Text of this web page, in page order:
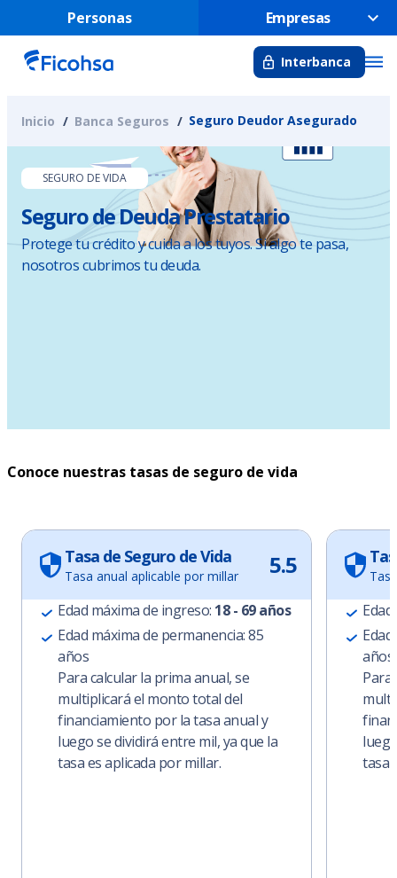
Personas Empresas
Interbanca
Inicio Banca Seguros Seguro Deudor Asegurado
SEGURO DE VIDA
Seguro de Deuda Prestatario
Protege tu crédito y cuida a los tuyos. Si algo te pasa,
nosotros cubrimos tu deuda.
Conoce nuestras tasas de seguro de vida
Tasa de Seguro de Vida
Tasa anual aplicable por millar 5.5
Edad máxima de ingreso: 18 - 69 años
Edad máxima de permanencia: 85
años
Para calcular la prima anual, se
multiplicará el monto total del
financiamiento por la tasa anual y
luego se dividirá entre mil, ya que la
tasa es aplicada por millar.
años
Para
tasa